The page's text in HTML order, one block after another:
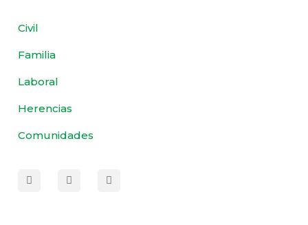
Civil
Familia
Laboral
Herencias
Comunidades